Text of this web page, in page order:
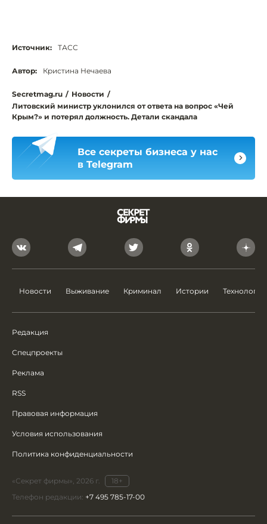
Источник: ТАСС
Автор: Кристина Нечаева
Secretmag.ru / Новости /
Литовский министр уклонился от ответа на вопрос «Чей
Крым?» и потерял должность. Детали скандала
Все секреты бизнеса у нас
в Telegram
Новости Выживание Криминал Истории Технологии
Редакция
Спецпроекты
Реклама
RSS
Правовая информация
Условия использования
Политика конфиденциальности
«Секрет фирмы», 2026 г.
18+
Телефон редакции: +7 495 785-17-00